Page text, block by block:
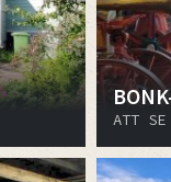
ATT SE